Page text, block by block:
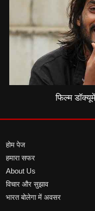
फिल्म
होम पेज
हमारा सफर
About Us
विचार और सुझाव
भारत बोलेगा में अवसर